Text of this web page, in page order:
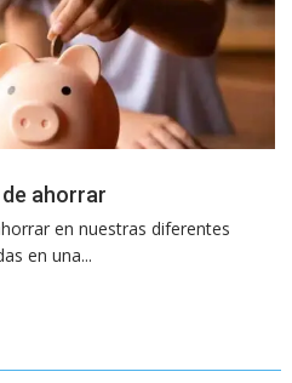
ahorrar
en nuestras diferentes
en una...